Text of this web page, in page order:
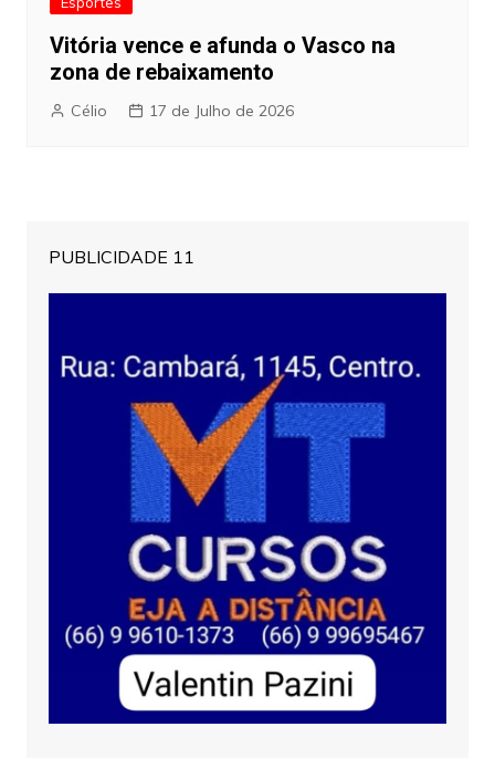
Vitória vence e afunda o Vasco na
zona de rebaixamento
Célio 17 de Julho de 2026
PUBLICIDADE 11